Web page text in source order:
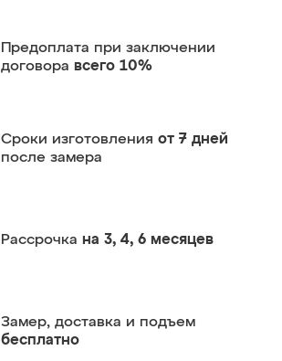
Предоплата при заключении
договора всего 10%
Сроки изготовления от 7 дней
после замера
Рассрочка на 3, 4, 6 месяцев
Замер, доставка и подъем
бесплатно